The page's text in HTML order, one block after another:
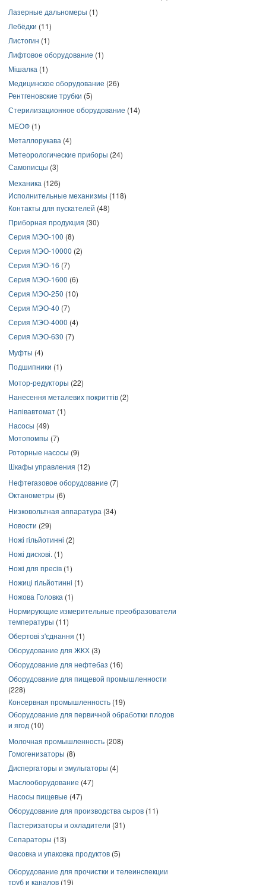
Лазерные дальномеры (1)
Лебёдки (11)
Листогин (1)
Лифтовое оборудование (1)
Мішалка (1)
Медицинское оборудование (26)
Рентгеновские трубки (5)
Стерилизационное оборудование (14)
МЕОФ (1)
Металлорукава (4)
Метеорологические приборы (24)
Самописцы (3)
Механика (126)
Исполнительные механизмы (118)
Контакты для пускателей (48)
Приборная продукция (30)
Серия МЭО-100 (8)
Серия МЭО-10000 (2)
Серия МЭО-16 (7)
Серия МЭО-1600 (6)
Серия МЭО-250 (10)
Серия МЭО-40 (7)
Серия МЭО-4000 (4)
Серия МЭО-630 (7)
Муфты (4)
Подшипники (1)
Мотор-редукторы (22)
Нанесення металевих покриттів (2)
Напівавтомат (1)
Насосы (49)
Мотопомпы (7)
Роторные насосы (9)
Шкафы управления (12)
Нефтегазовое оборудование (7)
Октанометры (6)
Низковольтная аппаратура (34)
Новости (29)
Ножі гільйотинні (2)
Ножі дискові. (1)
Ножі для пресів (1)
Ножиці гільйотинні (1)
Ножова Головка (1)
Нормирующие измерительные преобразователи
температуры (11)
Обертові з'єднання (1)
Оборудование для ЖКХ (3)
Оборудование для нефтебаз (16)
Оборудование для пищевой промышленности
(228)
Консервная промышленность (19)
Оборудование для первичной обработки плодов
и ягод (10)
Молочная промышленность (208)
Гомогенизаторы (8)
Диспергаторы и эмульгаторы (4)
Маслооборудование (47)
Насосы пищевые (47)
Оборудование для производства сыров (11)
Пастеризаторы и охладители (31)
Сепараторы (13)
Фасовка и упаковка продуктов (5)
Оборудование для прочистки и телеинспекции
труб и каналов (19)